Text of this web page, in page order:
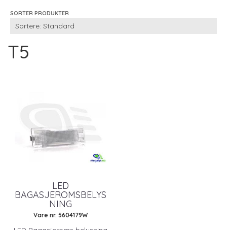
SORTER PRODUKTER
T5
LED
BAGASJEROMSBELYS
NING
Vare nr. 5604179W